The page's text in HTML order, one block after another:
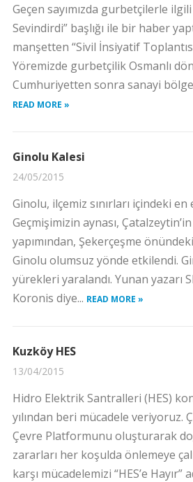
Geçen sayımızda gurbetçilerle
Sevindirdi” başlığı ile bir haber
manşetten “Sivil İnsiyatif
Yöremizde gurbetçilik Osmanlı
Cumhuriyetten sonra sanayi
READ MORE »
Ginolu Kalesi
24/05/2015
Ginolu, ilçemiz sınırları içindeki
Geçmişimizin aynası,
yapımından, Şekerçeşme
Ginolu olumsuz yönde etkilendi.
yürekleri yaralandı. Yunan yazarı
Koronis diye... READ MORE »
Kuzköy HES
13/04/2015
Hidro Elektrik Santralleri (HES)
yılından beri mücadele veriyoruz.
Çevre Platformunu oluşturarak
zararları her koşulda önlemeye
karşı mücadelemizi “HES’e Hayır”